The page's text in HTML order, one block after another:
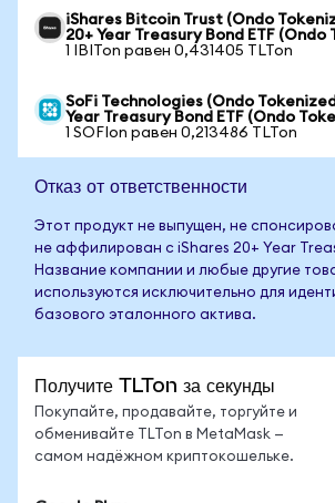
iShares Bitcoin Trust (Ondo
20+ Year Treasury Bond ETF (Ondo
1 IBITon равен 0,431405 TLTon
SoFi Technologies (Ondo
Year Treasury Bond ETF (Ondo
1 SOFIon равен 0,213486 TLTon
Отказ от ответственности
Этот продукт не выпущен, не
не аффилирован с iShares 20+ Year
Название компании и любые другие
используются исключительно для
базового эталонного актива.
Получите TLTon за секунды
Покупайте, продавайте, торгуйте и
обменивайте TLTon в MetaMask —
самом надёжном криптокошельке.